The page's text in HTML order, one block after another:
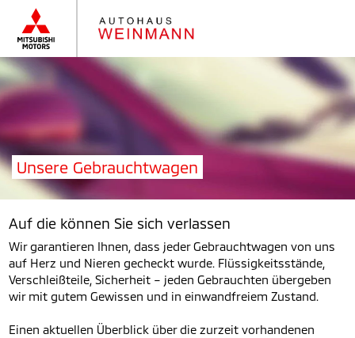
Unsere Gebrauchtwagen
Auf die können Sie sich verlassen
Wir garantieren Ihnen, dass jeder Gebrauchtwagen von uns
auf Herz und Nieren gecheckt wurde. Flüssigkeitsstände,
Verschleißteile, Sicherheit – jeden Gebrauchten übergeben
wir mit gutem Gewissen und in einwandfreiem Zustand.
Einen aktuellen Überblick über die zurzeit vorhandenen